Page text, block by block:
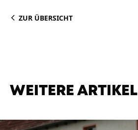
ZUR ÜBERSICHT
WEITERE ARTIKEL